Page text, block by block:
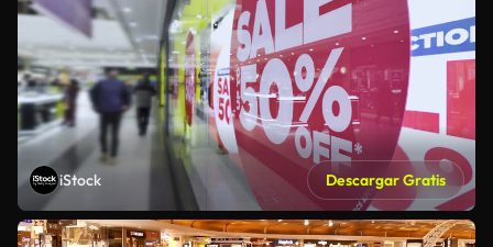
iStock Descargar Gratis